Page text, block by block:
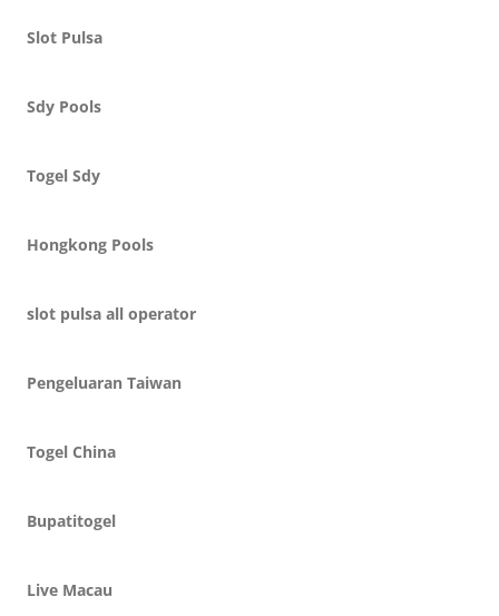
Slot Pulsa
Sdy Pools
Togel Sdy
Hongkong Pools
slot pulsa all operator
Pengeluaran Taiwan
Togel China
Bupatitogel
Live Macau